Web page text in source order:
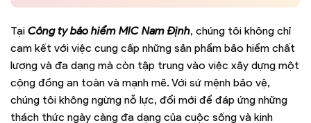
Tại Công ty bảo hiểm MIC Nam Định, chúng tôi không chỉ
cam kết với việc cung cấp những sản phẩm bảo hiểm chất
lượng và đa dạng mà còn tập trung vào việc xây dựng một
cộng đồng an toàn và mạnh mẽ. Với sứ mệnh bảo vệ,
chúng tôi không ngừng nỗ lực, đổi mới để đáp ứng những
thách thức ngày càng đa dạng của cuộc sống và kinh